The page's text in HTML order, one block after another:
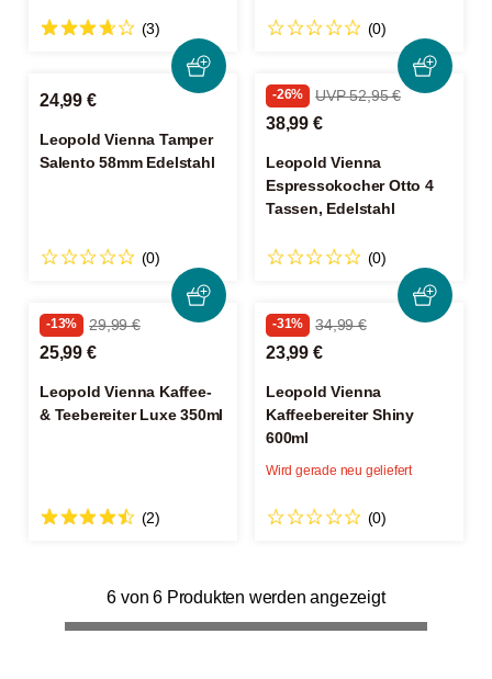
(3) (0)
24,99 €
Leopold Vienna Tamper
Salento 58mm Edelstahl
(0)
-26% UVP 52,95 €
38,99 €
Leopold Vienna
Espressokocher Otto 4
Tassen, Edelstahl
(0)
-13% 29,99 €
25,99 €
Leopold Vienna Kaffee-
& Teebereiter Luxe 350ml
(2)
-31% 34,99 €
23,99 €
Leopold Vienna
Kaffeebereiter Shiny
600ml
(0)
Wird gerade neu geliefert
6 von 6 Produkten werden angezeigt